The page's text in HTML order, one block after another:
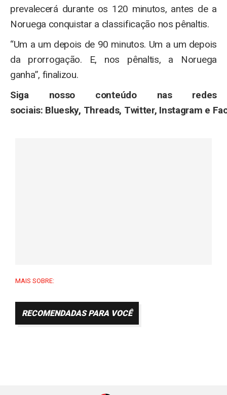
prevalecerá durante os 120 minutos, antes de a
Noruega conquistar a classificação nos pênaltis.
“Um a um depois de 90 minutos. Um a um depois
da prorrogação. E, nos pênaltis, a Noruega
ganha”, finalizou.
Siga nosso conteúdo nas redes
sociais: Bluesky, Threads, Twitter, Instagram e
MAIS SOBRE:
RECOMENDADAS PARA VOCÊ